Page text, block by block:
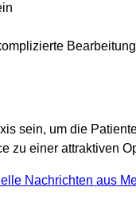
sein, um die
zu einer attraktiven
Nachrichten aus